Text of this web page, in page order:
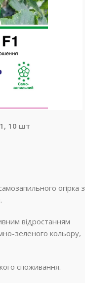
10 шт
огірка з
відростанням
зеленого кольору,
споживання.